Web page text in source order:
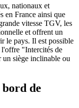
nationaux et
en France ainsi que
vitesse TGV, les
et offrent un
le pays. Il est possible
l'offre "Intercités de
siège inclinable ou
bord de